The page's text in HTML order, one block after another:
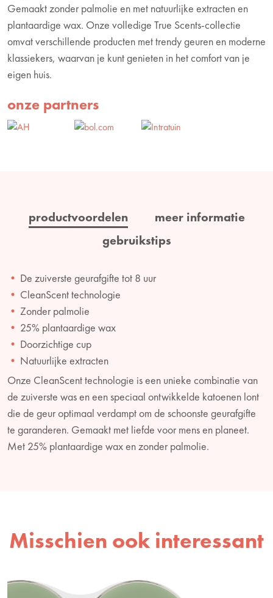
Gemaakt zonder palmolie en met natuurlijke extracten en
plantaardige wax. Onze volledige True Scents-collectie
omvat verschillende producten met trendy geuren en moderne
klassiekers, waarvan je kunt genieten in het comfort van je
eigen huis.
onze partners
productvoordelen
meer informatie
gebruikstips
De zuiverste geurafgifte tot 8 uur
CleanScent technologie
Zonder palmolie
25% plantaardige wax
Doorzichtige cup
Natuurlijke extracten
Onze CleanScent technologie is een unieke combinatie van
de zuiverste was en een speciaal ontwikkelde katoenen lont
die de geur optimaal verdampt om de schoonste geurafgifte
te garanderen. Gemaakt met liefde voor mens en planeet.
Met 25% plantaardige wax en zonder palmolie.
Misschien ook interessant